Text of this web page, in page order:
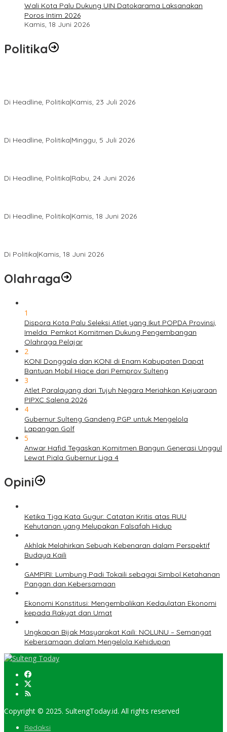
Wali Kota Palu Dukung UIN Datokarama Laksanakan
Poros Intim 2026
Kamis, 18 Juni 2026
Politika
Di Headline, Politika|Kamis, 23 Juli 2026
Di Headline, Politika|Minggu, 5 Juli 2026
Di Headline, Politika|Rabu, 24 Juni 2026
Di Headline, Politika|Kamis, 18 Juni 2026
Di Politika|Kamis, 18 Juni 2026
Olahraga
1
Dispora Kota Palu Seleksi Atlet yang Ikut POPDA Provinsi,
Imelda: Pemkot Komitmen Dukung Pengembangan
Olahraga Pelajar
2
KONI Donggala dan KONI di Enam Kabupaten Dapat
Bantuan Mobil Hiace dari Pemprov Sulteng
3
Atlet Paralayang dari Tujuh Negara Meriahkan Kejuaraan
PIPXC Salena 2026
4
Gubernur Sulteng Gandeng PGP untuk Mengelola
Lapangan Golf
5
Anwar Hafid Tegaskan Komitmen Bangun Generasi Unggul
Lewat Piala Gubernur Liga 4
Opini
Ketika Tiga Kata Gugur: Catatan Kritis atas RUU
Kehutanan yang Melupakan Falsafah Hidup
Akhlak Melahirkan Sebuah Kebenaran dalam Perspektif
Budaya Kaili
GAMPIRI: Lumbung Padi Tokaili sebagai Simbol Ketahanan
Pangan dan Kebersamaan
Ekonomi Konstitusi: Mengembalikan Kedaulatan Ekonomi
kepada Rakyat dan Umat
Ungkapan Bijak Masyarakat Kaili: NOLUNU – Semangat
Kebersamaan dalam Mengelola Kehidupan
Copyright © 2025. SultengToday.id. All rights reserved
Redaksi